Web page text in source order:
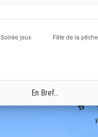
Soirée jeux Fête de la pêche
En Bref...